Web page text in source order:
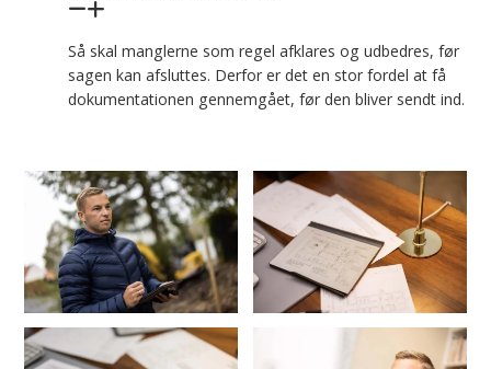
Så skal manglerne som regel afklares og udbedres, før
sagen kan afsluttes. Derfor er det en stor fordel at få
dokumentationen gennemgået, før den bliver sendt ind.